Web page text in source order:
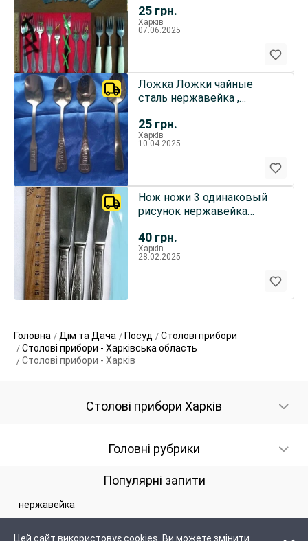
25 грн.
экологически чистые
Харків
07.06.2025
25 грн.
Ложка Ложки чайные
сталь нержавейка ,
Харків
10.04.2025
40 грн.
Нож ножи 3 одинаковый
рисунок нержавейка
Харків
28.02.2025
Головна Дім та Дача Посуд
Столові прибори
Столові прибори - Харківська область
Столові прибори - Харків
Столові прибори Харків
Головні рубрики
Популярні запити
нержавейка
Цей сайт використовує cookies. Ви можете змінити